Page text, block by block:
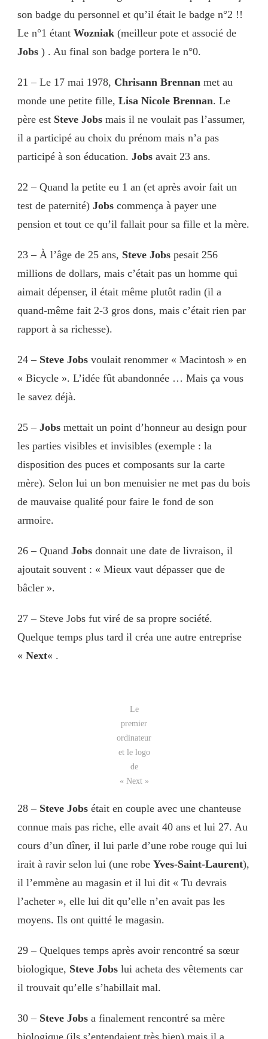
son badge du personnel et qu’il était le badge n°2 !!
Le n°1 étant Wozniak (meilleur pote et associé de
Jobs ) . Au final son badge portera le n°0.
21 – Le 17 mai 1978, Chrisann Brennan met au
monde une petite fille, Lisa Nicole Brennan. Le
père est Steve Jobs mais il ne voulait pas l’assumer,
il a participé au choix du prénom mais n’a pas
participé à son éducation. Jobs avait 23 ans.
22 – Quand la petite eu 1 an (et après avoir fait un
test de paternité) Jobs commença à payer une
pension et tout ce qu’il fallait pour sa fille et la mère.
23 – À l’âge de 25 ans, Steve Jobs pesait 256
millions de dollars, mais c’était pas un homme qui
aimait dépenser, il était même plutôt radin (il a
quand-même fait 2-3 gros dons, mais c’était rien par
rapport à sa richesse).
24 – Steve Jobs voulait renommer « Macintosh » en
« Bicycle ». L’idée fût abandonnée … Mais ça vous
le savez déjà.
25 – Jobs mettait un point d’honneur au design pour
les parties visibles et invisibles (exemple : la
disposition des puces et composants sur la carte
mère). Selon lui un bon menuisier ne met pas du bois
de mauvaise qualité pour faire le fond de son
armoire.
26 – Quand Jobs donnait une date de livraison, il
ajoutait souvent : « Mieux vaut dépasser que de
bâcler ».
27 – Steve Jobs fut viré de sa propre société.
Quelque temps plus tard il créa une autre entreprise
« Next« .
Le
premier
ordinateur
et le logo
de
« Next »
28 – Steve Jobs était en couple avec une chanteuse
connue mais pas riche, elle avait 40 ans et lui 27. Au
cours d’un dîner, il lui parle d’une robe rouge qui lui
irait à ravir selon lui (une robe Yves-Saint-Laurent),
il l’emmène au magasin et il lui dit « Tu devrais
l’acheter », elle lui dit qu’elle n’en avait pas les
moyens. Ils ont quitté le magasin.
29 – Quelques temps après avoir rencontré sa sœur
biologique, Steve Jobs lui acheta des vêtements car
il trouvait qu’elle s’habillait mal.
30 – Steve Jobs a finalement rencontré sa mère
biologique (ils s’entendaient très bien) mais il a